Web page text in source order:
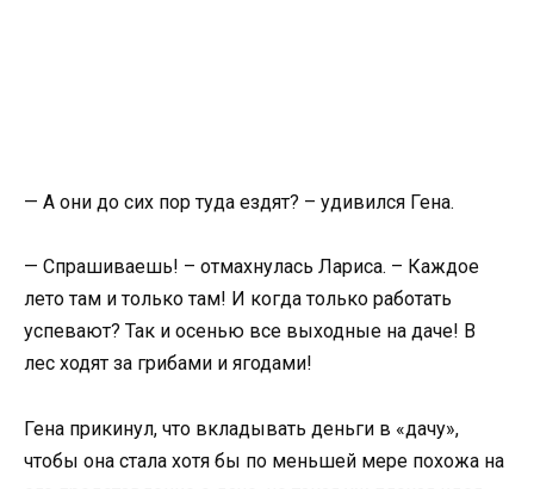
— А они до сих пор туда ездят? – удивился Гена.
— Спрашиваешь! – отмахнулась Лариса. – Каждое
лето там и только там! И когда только работать
успевают? Так и осенью все выходные на даче! В
лес ходят за грибами и ягодами!
Гена прикинул, что вкладывать деньги в «дачу»,
чтобы она стала хотя бы по меньшей мере похожа на